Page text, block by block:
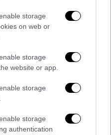
storage
on web or
storage
website or app.
storage
storage
authentication
το πραγματικό
και τη Λιβύη.
υπουργός Ενέργειας
Παπασταύρου
υποθαλάσσιου
Πατρίδας μας» και
μία εξέλιξη Ελπίδας
χώρα μας». Μάλιστα